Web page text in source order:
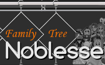
Noblesse